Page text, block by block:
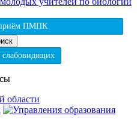
приём ПМПК